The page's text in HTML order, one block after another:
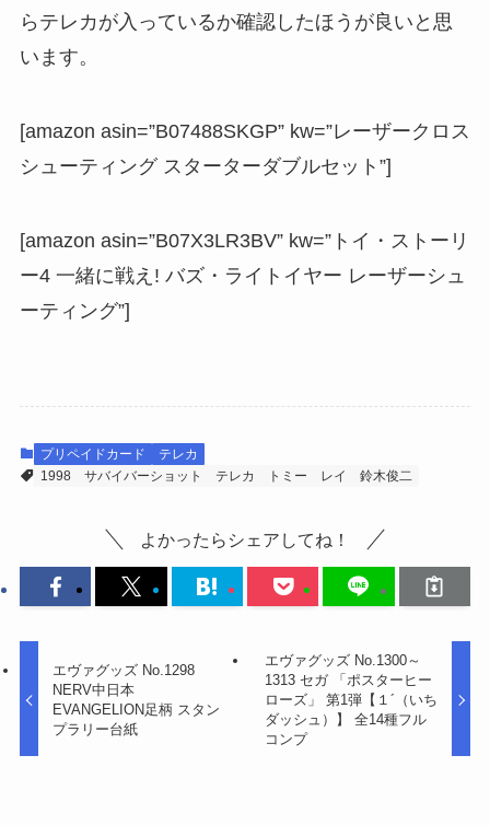
らテレカが入っているか確認したほうが良いと思
います。
[amazon asin=”B07488SKGP” kw=”レーザークロス
シューティング スターターダブルセット”]
[amazon asin=”B07X3LR3BV” kw=”トイ・ストーリ
ー4 一緒に戦え! バズ・ライトイヤー レーザーシュ
ーティング”]
プリペイドカード
テレカ
1998
サバイバーショット テレカ トミー レイ 鈴木俊二
よかったらシェアしてね！
エヴァグッズ No.1298
NERV中日本
EVANGELION足柄 スタン
プラリー台紙
エヴァグッズ No.1300～
1313 セガ 「ポスターヒー
ローズ」 第1弾【１´（いち
ダッシュ）】 全14種フル
コンプ